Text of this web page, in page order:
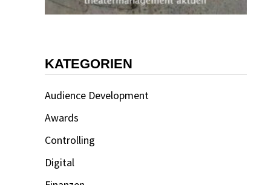
KATEGORIEN
Audience Development
Awards
Controlling
Digital